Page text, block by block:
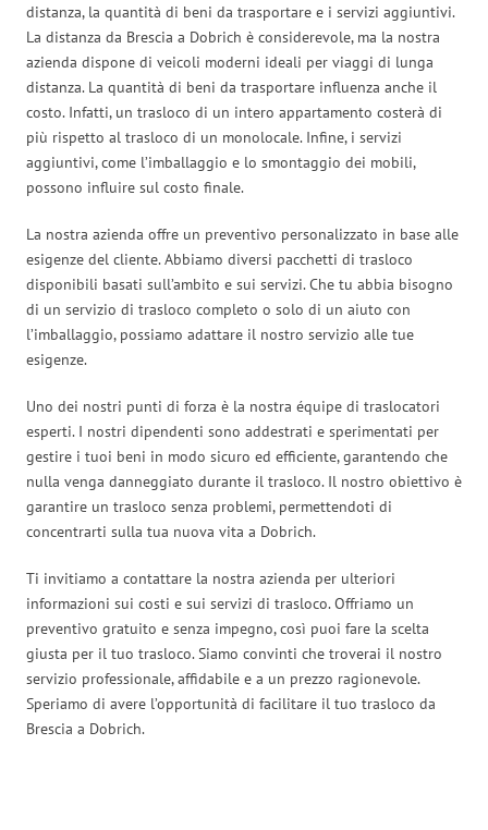
distanza, la quantità di beni da trasportare e i servizi aggiuntivi.
La distanza da Brescia a Dobrich è considerevole, ma la nostra
azienda dispone di veicoli moderni ideali per viaggi di lunga
distanza. La quantità di beni da trasportare influenza anche il
costo. Infatti, un trasloco di un intero appartamento costerà di
più rispetto al trasloco di un monolocale. Infine, i servizi
aggiuntivi, come l’imballaggio e lo smontaggio dei mobili,
possono influire sul costo finale.
La nostra azienda offre un preventivo personalizzato in base alle
esigenze del cliente. Abbiamo diversi pacchetti di trasloco
disponibili basati sull’ambito e sui servizi. Che tu abbia bisogno
di un servizio di trasloco completo o solo di un aiuto con
l’imballaggio, possiamo adattare il nostro servizio alle tue
esigenze.
Uno dei nostri punti di forza è la nostra équipe di traslocatori
esperti. I nostri dipendenti sono addestrati e sperimentati per
gestire i tuoi beni in modo sicuro ed efficiente, garantendo che
nulla venga danneggiato durante il trasloco. Il nostro obiettivo è
garantire un trasloco senza problemi, permettendoti di
concentrarti sulla tua nuova vita a Dobrich.
Ti invitiamo a contattare la nostra azienda per ulteriori
informazioni sui costi e sui servizi di trasloco. Offriamo un
preventivo gratuito e senza impegno, così puoi fare la scelta
giusta per il tuo trasloco. Siamo convinti che troverai il nostro
servizio professionale, affidabile e a un prezzo ragionevole.
Speriamo di avere l’opportunità di facilitare il tuo trasloco da
Brescia a Dobrich.